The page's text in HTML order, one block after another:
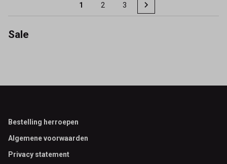
1 2 3
Sale
Footer
Bestelling herroepen
Algemene voorwaarden
Privacy statement